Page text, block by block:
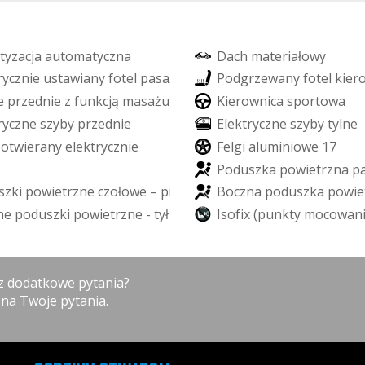
tyzacja automatyczna Dach materiałowy
ycznie ustawiany fotel pasaż a Podgrzewanyfotel kier
a przednie z funkcją masażu Kierownica sportowa
yczne szyby przednie Elektryczne szybytylne
otwierany elektrycznie Felgi aluminiowe 17
Poduszka powietrzna p
zki powietrzne czołowe – pr d Boczna poduszka powie
e poduszki powietrzne - tył Isofix(punkty mocowani
dodatkowe pytania?
Twoje pytania.